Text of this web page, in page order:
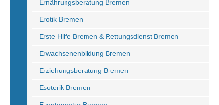
Ernährungsberatung Bremen
Erotik Bremen
Erste Hilfe Bremen & Rettungsdienst Bremen
Erwachsenenbildung Bremen
Erziehungsberatung Bremen
Esoterik Bremen